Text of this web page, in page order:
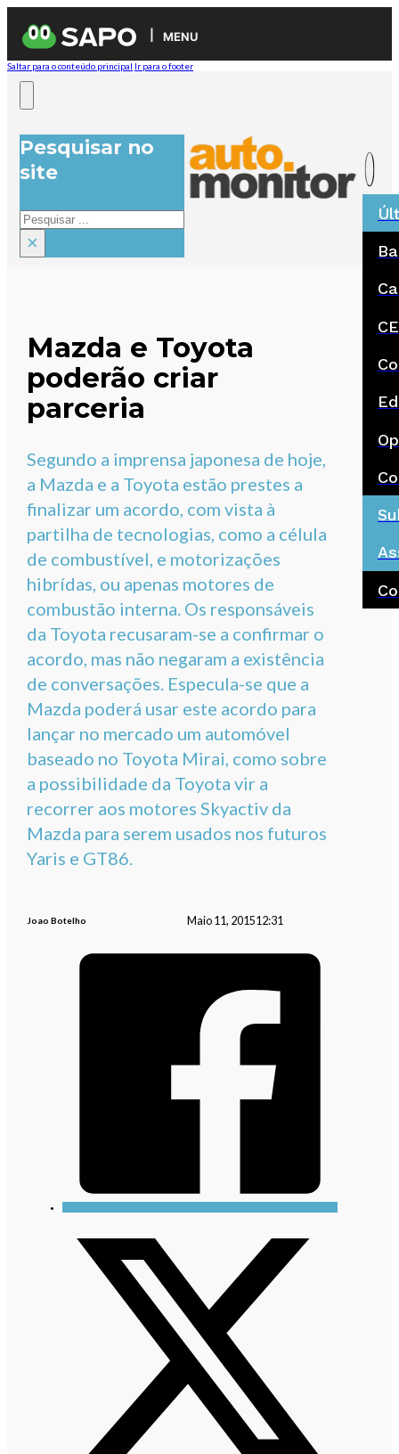
MENU
Saltar para o conteúdo principal Ir para o footer
Pesquisar no
site
Pesquisar
×
Mazda e Toyota
poderão criar
parceria
Segundo a imprensa japonesa de hoje,
a Mazda e a Toyota estão prestes a
finalizar um acordo, com vista à
partilha de tecnologias, como a célula
de combustível, e motorizações
hibrídas, ou apenas motores de
combustão interna. Os responsáveis
da Toyota recusaram-se a confirmar o
acordo, mas não negaram a existência
de conversações. Especula-se que a
Mazda poderá usar este acordo para
lançar no mercado um automóvel
baseado no Toyota Mirai, como sobre
a possibilidade da Toyota vir a
recorrer aos motores Skyactiv da
Mazda para serem usados nos futuros
Yaris e GT86.
Joao Botelho Maio 11, 201512:31